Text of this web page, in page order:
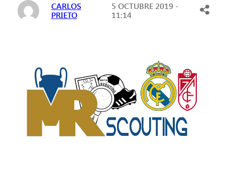
CARLOS
PRIETO
5 OCTUBRE 2019 -
11:14